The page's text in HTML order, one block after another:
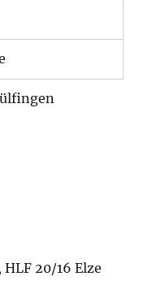
20/16 Elze